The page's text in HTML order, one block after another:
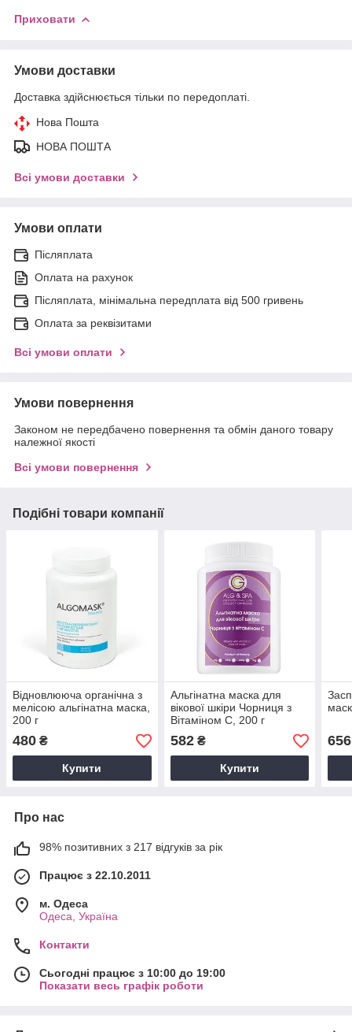
Приховати
Умови доставки
Доставка здійснюється тільки по передоплаті.
Нова Пошта
НОВА ПОШТА
Всі умови доставки
Умови оплати
Післяплата
Оплата на рахунок
Післяплата, мінімальна передплата від 500 гривень
Оплата за реквізитами
Всі умови оплати
Умови повернення
Законом не передбачено повернення та обмін даного товару
належної якості
Всі умови повернення
Подібні товари компанії
Відновлююча органічна з
мелісою альгінатна маска,
200 г
480 ₴
Купити
Альгінатна маска для
вікової шкіри Чорниця з
Вітаміном С, 200 г
582₴
Купити
656
Про нас
98% позитивних з 217 відгуків за рік
Працює з 22.10.2011
м. Одеса
Одеса, Україна
Контакти
Сьогодні працює з 10:00 до 19:00
Показати весь графік роботи